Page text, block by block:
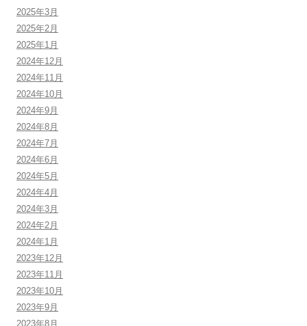
2025年3月
2025年2月
2025年1月
2024年12月
2024年11月
2024年10月
2024年9月
2024年8月
2024年7月
2024年6月
2024年5月
2024年4月
2024年3月
2024年2月
2024年1月
2023年12月
2023年11月
2023年10月
2023年9月
2023年8月